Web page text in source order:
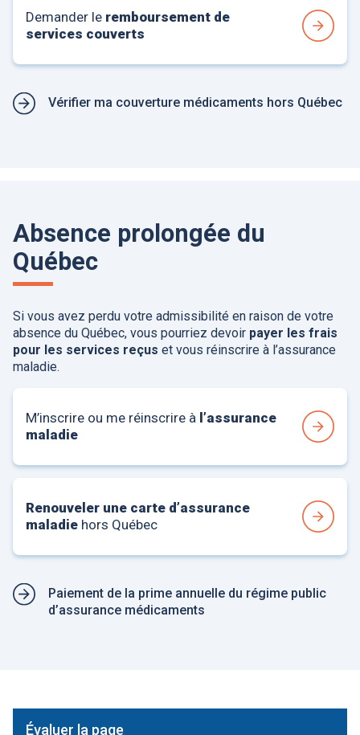
Demander le remboursement de
services couverts
Vérifier ma couverture médicaments hors Québec
Absence prolongée du
Québec
Si vous avez perdu votre admissibilité en raison de votre
absence du Québec, vous pourriez devoir payer les frais
pour les services reçus et vous réinscrire à l’assurance
maladie.
M’inscrire ou me réinscrire à l’assurance
maladie
Renouveler une carte d’assurance
maladie hors Québec
Paiement de la prime annuelle du régime public
d’assurance médicaments
Évaluer la page